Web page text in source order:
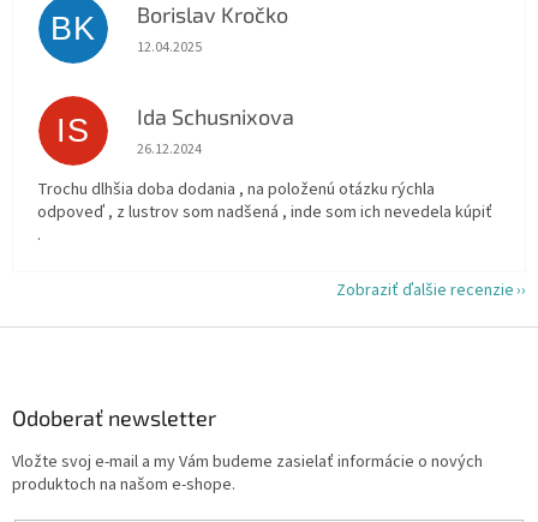
BK Borislav Kročko
Hodnotenie obchodu je 5 z 5 hviezdičiek.
12.04.2025
IS Ida Schusnixova
Hodnotenie obchodu je 5 z 5 hviezdičiek.
26.12.2024
Trochu dlhšia doba dodania , na položenú otázku rýchla
odpoveď , z lustrov som nadšená , inde som ich nevedela kúpiť
.
Zobraziť ďalšie recenzie
Odoberať newsletter
Vložte svoj e-mail a my Vám budeme zasielať informácie o nových
produktoch na našom e-shope.